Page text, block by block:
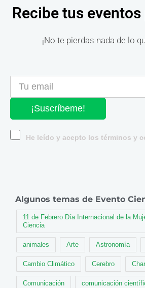
Recibe tus
¡No te pierdas nada de lo
¡Suscríbeme!
He leído y acepto los términos y
Algunos temas de Evento
11 de Febrero Día Internacional de la
Ciencia
animales Arte Astronomía
Cambio Climático Cerebro
Comunicación comunicación